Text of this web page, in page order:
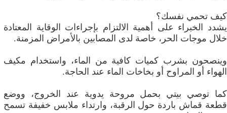
كيف تحمي نفسك؟
يشدد الخبراء على أهمية الالتزام بإجراءات الوقاية المعتادة
خلال موجات الحر، خاصة لدى المصابين بالأمراض المزمنة.
وينصحون بشرب كميات كافية من الماء، واستخدام مكيف
الهواء أو المراوح أو بخاخات الماء عند الحاجة.
كما توصي بيتي بحمل مروحة يدوية عند الخروج، ووضع
قطعة قماش باردة حول الرقبة، وارتداء ملابس خفيفة تسمح